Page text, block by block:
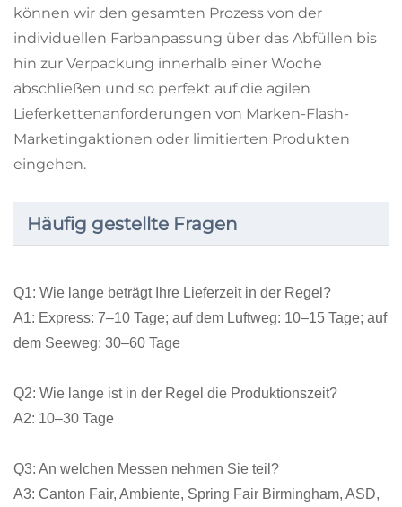
können wir den gesamten Prozess von der
individuellen Farbanpassung über das Abfüllen bis
hin zur Verpackung innerhalb einer Woche
abschließen und so perfekt auf die agilen
Lieferkettenanforderungen von Marken-Flash-
Marketingaktionen oder limitierten Produkten
eingehen.
Häufig gestellte Fragen
Q1: Wie lange beträgt Ihre Lieferzeit in der Regel?
A1: Express: 7–10 Tage; auf dem Luftweg: 10–15 Tage; auf
dem Seeweg: 30–60 Tage
Q2: Wie lange ist in der Regel die Produktionszeit?
A2: 10–30 Tage
Q3: An welchen Messen nehmen Sie teil?
A3: Canton Fair, Ambiente, Spring Fair Birmingham, ASD,